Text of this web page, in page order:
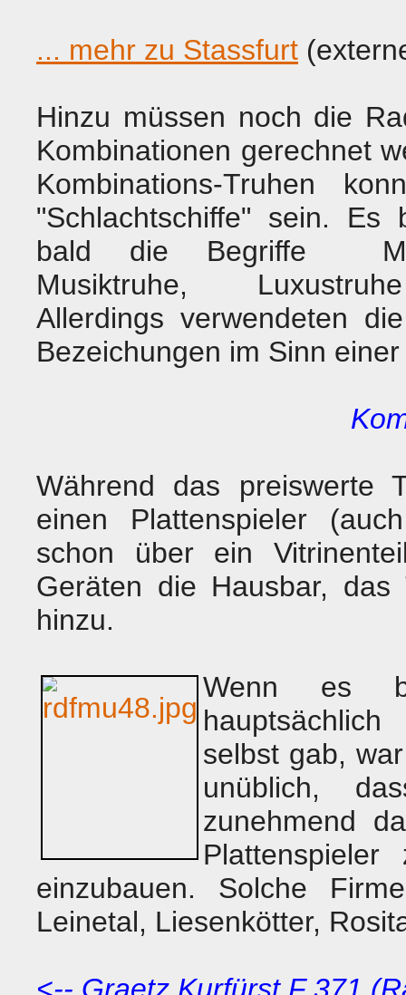
... mehr zu Stassfurt
Hinzu müssen noch die
Kombinationen gerechnet
Kombinations-Truhen
"Schlachtschiffe" sein. Es
bald die Begriffe
Musiktruhe,
Allerdings verwendeten
Bezeichungen im Sinn
Während das preiswerte
einen Plattenspieler
schon über ein
Geräten die Hausbar, das
hinzu.
Wenn es
selbst gab,
unüblich,
zunehmend
einzubauen. Solche
Leinetal, Liesenkötter,